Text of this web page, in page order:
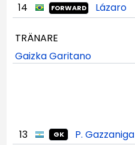
14
FORWARD Lázaro
TRÄNARE
Gaizka Garitano
13 GK
P. Gazzaniga